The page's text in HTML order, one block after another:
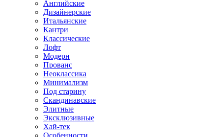
Английские
Дизайнерские
Итальянские
Кантри
Классические
Лофт
Модерн
Прованс
Неоклассика
Минимализм
Под старину
Скандинавские
Элитные
Эксклюзивные
Хай-тек
Особенности